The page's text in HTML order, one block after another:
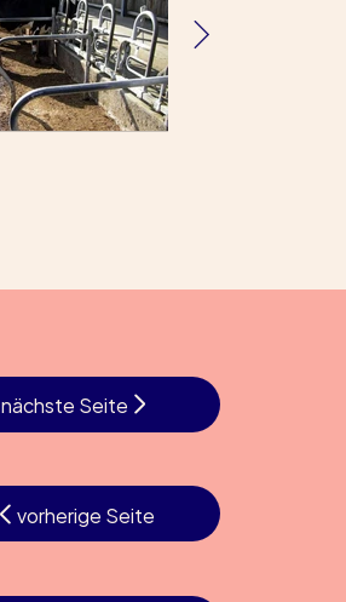
vorherige Seite
nächste Seite